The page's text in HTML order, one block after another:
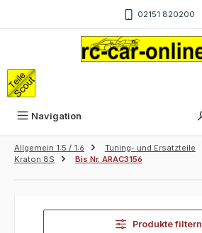
02151 820200
Navigation
Allgemein 1:5 / 1:6 Tuning- und Ersatzteile
Kraton 8S
Bis Nr. ARAC3156
Produkte filtern